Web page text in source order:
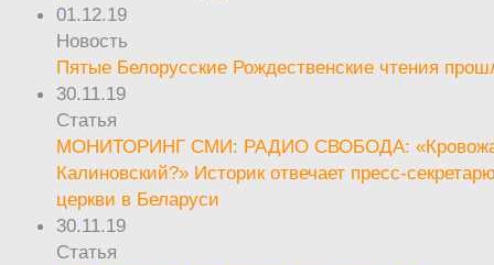
01.12.19
Новость
Пятые Белорусские Рождественские чтения
30.11.19
Статья
МОНИТОРИНГ СМИ: РАДИО СВОБОДА:
Калиновский?» Историк отвечает пресс-
церкви в Беларуси
30.11.19
Статья